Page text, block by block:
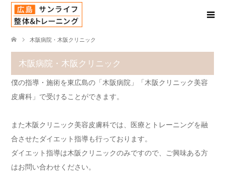
木阪病院・木阪クリニック
木阪病院・木阪クリニック
僕の指導・施術を東広島の「木阪病院」「木阪クリニック美容
皮膚科」で受けることができます。
また木阪クリニック美容皮膚科では、医療とトレーニングを融
合させたダイエット指導も行っております。
ダイエット指導は木阪クリニックのみですので、ご興味ある方
はお問い合わせください。